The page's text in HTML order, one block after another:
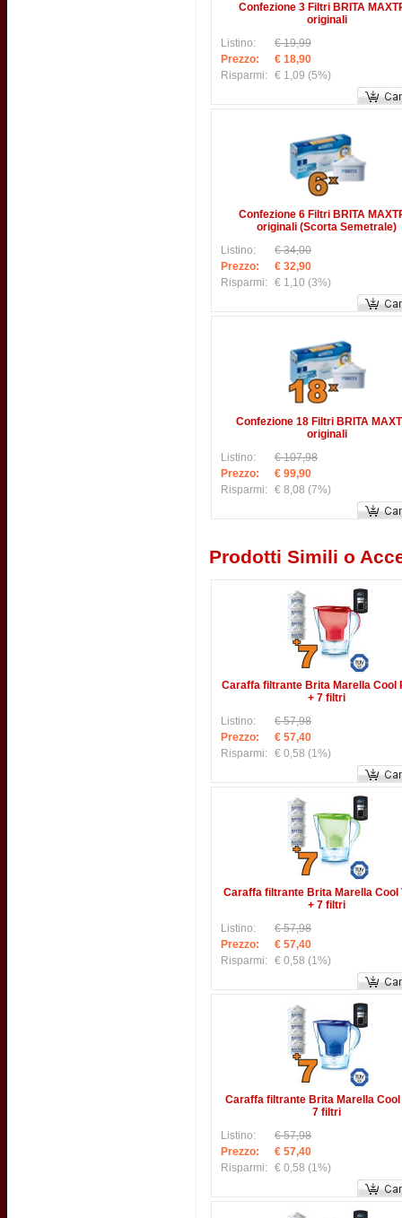
Confezione 3 Filtri BRITA
originali
Listino:
€ 19,99
Prezzo:
€ 18,90
Risparmi: € 1,09 (5%)
Confezione 6 Filtri BRITA
originali (Scorta Semetrale)
Listino:
€ 34,00
Prezzo:
€ 32,90
Risparmi: € 1,10 (3%)
Confezione 18 Filtri BRITA
originali
Listino:
€ 107,98
Prezzo:
€ 99,90
Risparmi: € 8,08 (7%)
Prodotti Simili o
Caraffa filtrante Brita Marella Cool
+ 7 filtri
Listino:
€ 57,98
Prezzo:
€ 57,40
Risparmi: € 0,58 (1%)
Caraffa filtrante Brita Marella Cool
+ 7 filtri
Listino:
€ 57,98
Prezzo:
€ 57,40
Risparmi: € 0,58 (1%)
Caraffa filtrante Brita Marella Cool
7 filtri
Listino:
€ 57,98
Prezzo:
€ 57,40
Risparmi: € 0,58 (1%)